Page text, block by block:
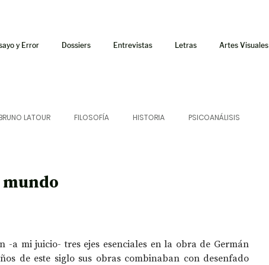
y Error Dossiers Entrevistas Letras Artes Visuales
LATOUR FILOSOFÍA HISTORIA PSICOANÁLISIS
AFUERISMOS POESÍA ENSAYO
mundo
-a mi juicio- tres ejes esenciales en la obra de Germán
de este siglo sus obras combinaban con desenfado